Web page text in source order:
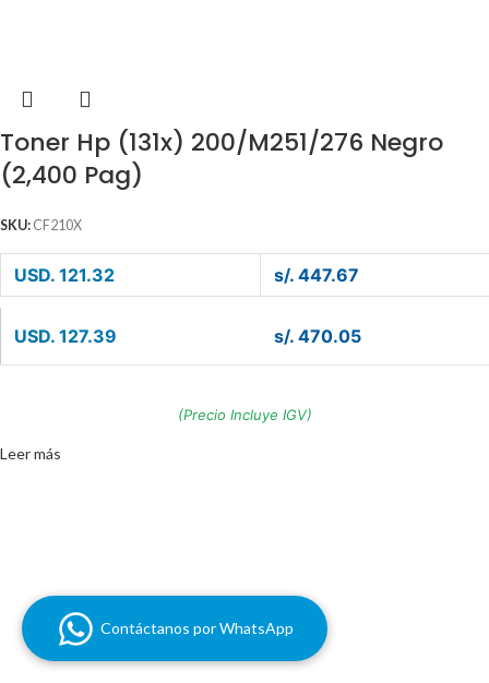
Toner Hp (131x) 200/M251/276 Negro
(2,400 Pag)
SKU: CF210X
USD. 121.32 s/. 447.67
USD. 127.39 s/. 470.05
(Precio Incluye IGV)
Leer más
Contáctanos por WhatsApp